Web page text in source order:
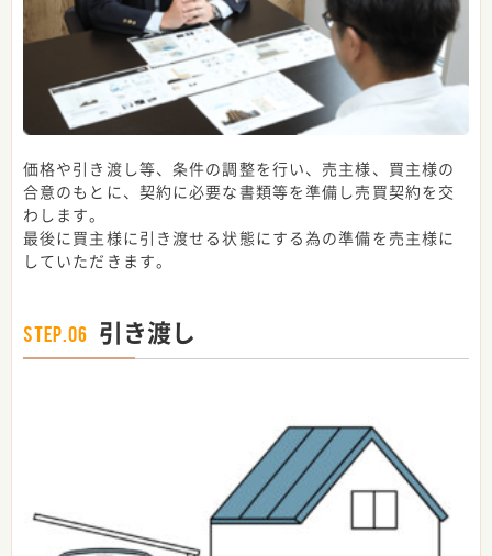
価格や引き渡し等、条件の調整を行い、売主様、買主様の
合意のもとに、契約に必要な書類等を準備し売買契約を交
わします。
最後に買主様に引き渡せる状態にする為の準備を売主様に
していただきます。
STEP.06 引き渡し